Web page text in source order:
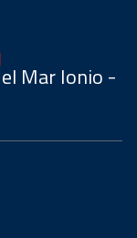
Mar Ionio -